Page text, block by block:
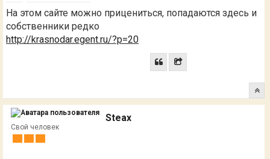
На этом сайте можно прицениться, попадаются здесь и
собственники редко
http://krasnodar.egent.ru/?p=20
Steax
Свой человек